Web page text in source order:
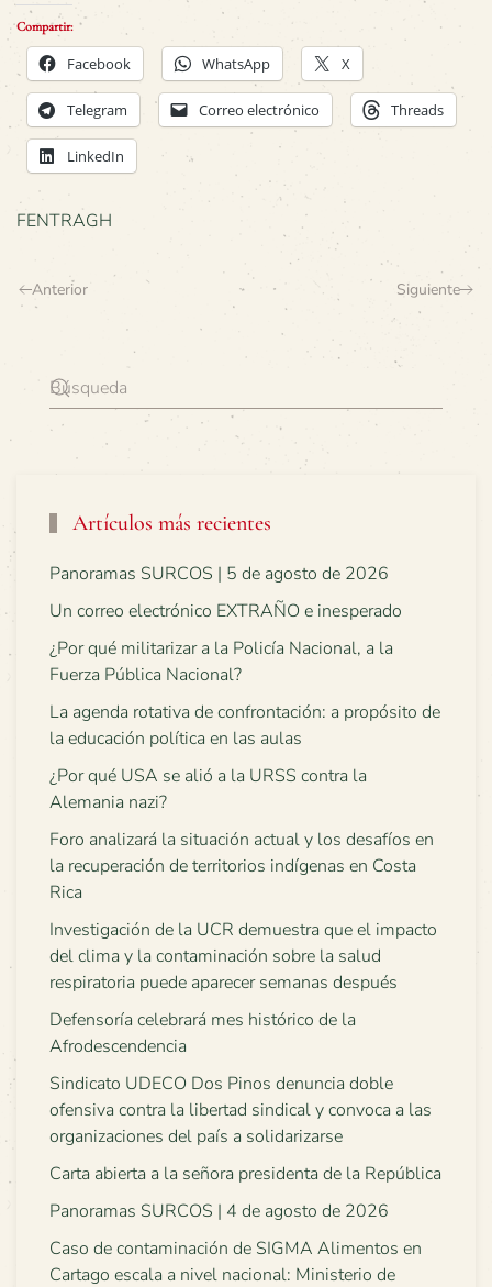
Compartir:
Facebook WhatsApp X
Telegram Correo electrónico Threads
LinkedIn
FENTRAGH
Anterior Siguiente
Artículos más recientes
Panoramas SURCOS | 5 de agosto de 2026
Un correo electrónico EXTRAÑO e inesperado
¿Por qué militarizar a la Policía Nacional, a la
Fuerza Pública Nacional?
La agenda rotativa de confrontación: a propósito de
la educación política en las aulas
¿Por qué USA se alió a la URSS contra la
Alemania nazi?
Foro analizará la situación actual y los desafíos en
la recuperación de territorios indígenas en Costa
Rica
Investigación de la UCR demuestra que el impacto
del clima y la contaminación sobre la salud
respiratoria puede aparecer semanas después
Defensoría celebrará mes histórico de la
Afrodescendencia
Sindicato UDECO Dos Pinos denuncia doble
ofensiva contra la libertad sindical y convoca a las
organizaciones del país a solidarizarse
Carta abierta a la señora presidenta de la República
Panoramas SURCOS | 4 de agosto de 2026
Caso de contaminación de SIGMA Alimentos en
Cartago escala a nivel nacional: Ministerio de